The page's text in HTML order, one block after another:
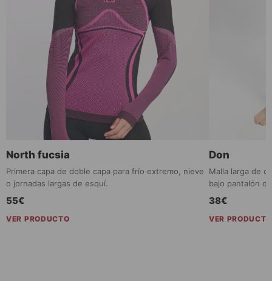
North fucsia
Primera capa de doble capa para frío extremo, nieve
o jornadas largas de esquí.
55€
VER PRODUCTO
Don
Malla larga de
bajo pantalón
38€
VER PRODUCTO